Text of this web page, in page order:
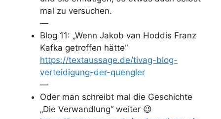
mal zu versuchen.
—
Blog 11: „Wenn Jakob van Hoddis Franz
Kafka getroffen hätte“
https://textaussage.de/tivag-blog-
verteidigung-der-quengler
—
Oder man schreibt mal die Geschichte
„Die Verwandlung“ weiter 😉